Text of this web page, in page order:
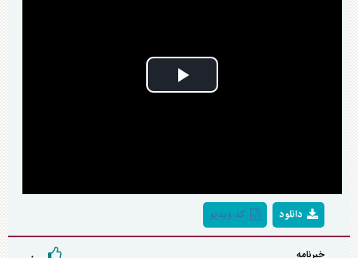
Play
کد ویدیو دانلود
خبرنامه